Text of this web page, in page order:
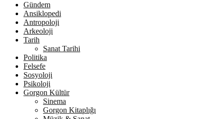
Gündem
Ansiklopedi
Antropoloji
Arkeoloji
Tarih
Sanat Tarihi
Politika
Felsefe
Sosyoloji
Psikoloji
Gorgon Kültür
Sinema
Gorgon Kitaplığı